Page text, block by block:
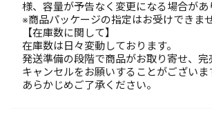
様、容量が予告なく変更になる場合があ
※商品パッケージの指定はお受けできませ
【在庫数に関して】
在庫数は日々変動しております。
発送準備の段階で商品がお取り寄せ、完
キャンセルをお願いすることがございま
あらかじめご了承ください。